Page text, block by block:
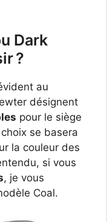
Dark
?
au
désignent
pour le siège
se basera
la couleur des
si vous
, je vous
Coal.